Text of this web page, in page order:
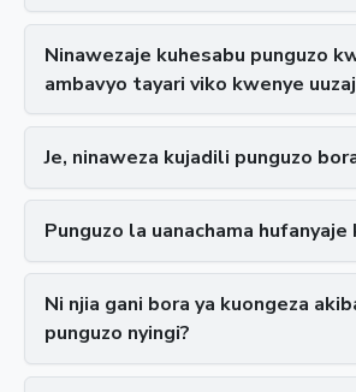
Ninawezaje kuhesabu punguzo
ambavyo tayari viko kwenye
Je, ninaweza kujadili punguzo
Punguzo la uanachama hufanyaje
Ni njia gani bora ya kuongeza
punguzo nyingi?